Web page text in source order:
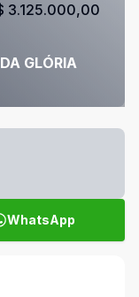
GLÓRIA
3.125.000,00
WhatsApp